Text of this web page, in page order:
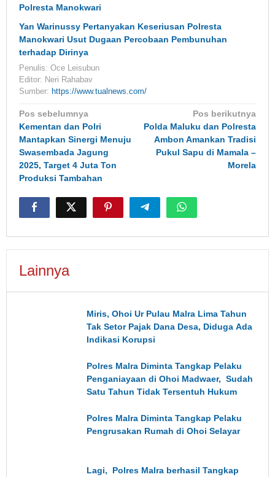
Polresta Manokwari
Yan Warinussy Pertanyakan Keseriusan Polresta
Manokwari Usut Dugaan Percobaan Pembunuhan
terhadap Dirinya
Penulis: Oce Leisubun
Editor: Neri Rahabav
Sumber: https://www.tualnews.com/
Navigasi
pos
Pos sebelumnya
Kementan dan Polri
Mantapkan Sinergi Menuju
Swasembada Jagung
2025, Target 4 Juta Ton
Produksi Tambahan
Pos berikutnya
Polda Maluku dan Polresta
Ambon Amankan Tradisi
Pukul Sapu di Mamala –
Morela
Lainnya
Miris, Ohoi Ur Pulau Malra Lima Tahun
Tak Setor Pajak Dana Desa, Diduga Ada
Indikasi Korupsi
Polres Malra Diminta Tangkap Pelaku
Penganiayaan di Ohoi Madwaer, Sudah
Satu Tahun Tidak Tersentuh Hukum
Polres Malra Diminta Tangkap Pelaku
Pengrusakan Rumah di Ohoi Selayar
Lagi, Polres Malra berhasil Tangkap